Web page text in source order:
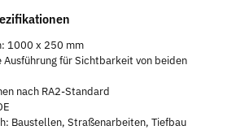
1000 x 250 mm
Ausführung für Sichtbarkeit von beiden
nach RA2-Standard
Baustellen, Straßenarbeiten, Tiefbau